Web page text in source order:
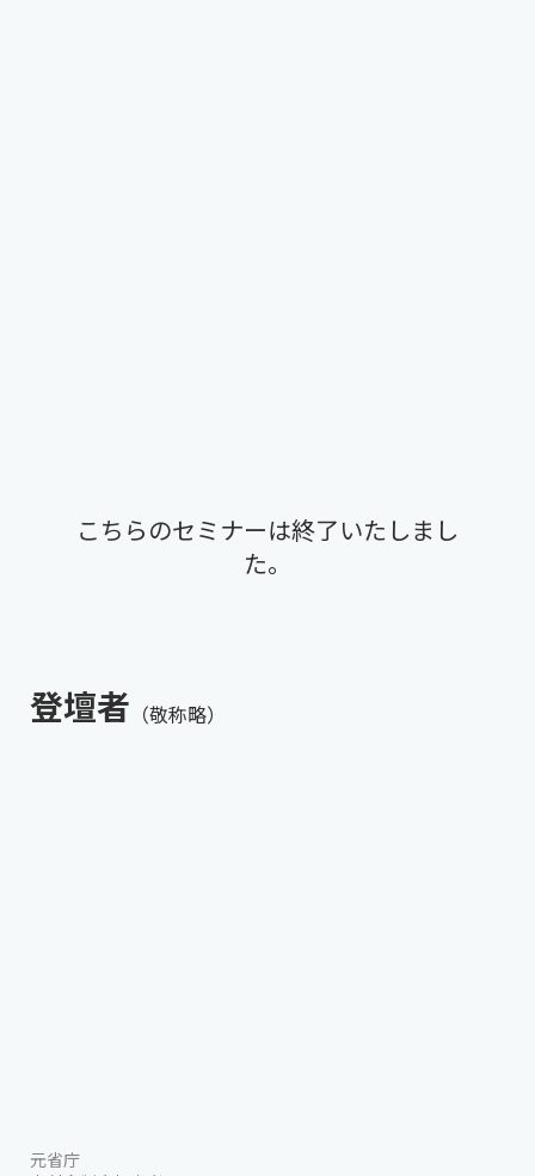
こちらのセミナーは終了いたしまし
た。
登壇者 （敬称略）
元省庁